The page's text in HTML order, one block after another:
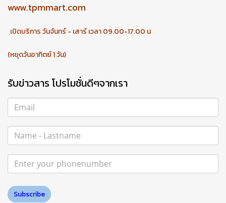
www.tpmmart.com
เปิดบริการ วันจันทร์ - เสาร์ เวลา 09.00-17.00 น
(หยุดวันอาทิตย์ 1 วัน)
รับข่าวสาร โปรโมชั่นดีๆจากเรา
Subscribe